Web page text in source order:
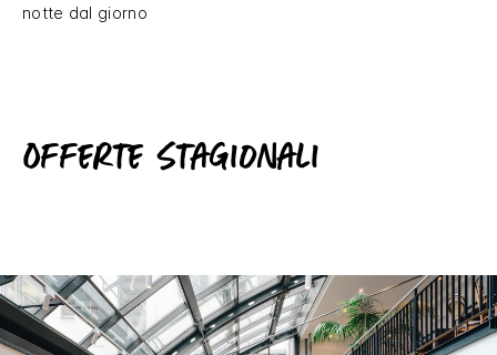
notte dal giorno
Offerte stagionali